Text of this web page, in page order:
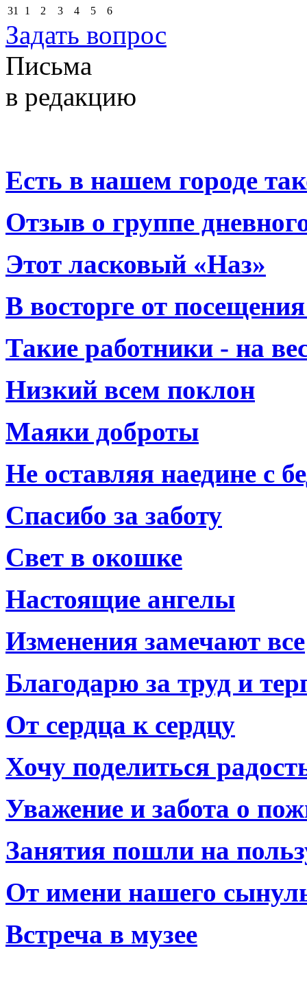
31
1 2 3 4 5 6
Задать вопрос
Письма
в редакцию
Есть в нашем городе
Отзыв о группе
Этот ласковый «Наз»
В восторге от
Такие работники - на
Низкий всем поклон
Маяки доброты
Не оставляя наедине с
Спасибо за заботу
Свет в окошке
Настоящие ангелы
Изменения замечают все
Благодарю за труд и
От сердца к сердцу
Хочу поделиться
Уважение и забота о
Занятия пошли на
От имени нашего
Встреча в музее